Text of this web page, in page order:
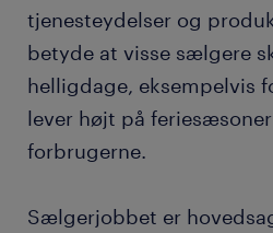
tjenesteydelser og
betyde at visse sælgere
helligdage, eksempelvis
lever højt på
forbrugerne.
Sælgerjobbet er